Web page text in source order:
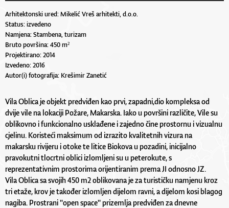
Arhitektonski ured: Mikelić Vreš arhitekti, d.o.o.
Status: izvedeno
Namjena: Stambena, turizam
Bruto površina: 450 m²
Projektirano: 2014
Izvedeno: 2016
Autor(i) fotografija: Krešimir Zanetić
Vila Oblica je objekt predviđen kao prvi, zapadni,dio kompleksa od
dvije vile na lokaciji Požare, Makarska. Iako u površini različite, Vile su
oblikovno i funkcionalno usklađene i zajedno čine prostornu i vizualnu
cjelinu. Koristeći maksimum od izrazito kvalitetnih vizura na
makarsku rivijeru i otoke te litice Biokova u pozadini, inicijalno
pravokutni tlocrtni oblici izlomljeni su u peterokute, s
reprezentativnim prostorima orijentiranim prema JI odnosno JZ.
Vila Oblica sa svojih 450 m2 oblikovana je za turističku namjenu kroz
tri etaže, krov je također izlomljen dijelom ravni, a dijelom kosi blagog
nagiba. Prostrani "open space" prizemlja predviđen za dnevne